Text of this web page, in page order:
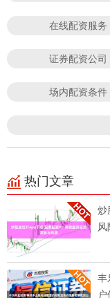
在线配资服务
证券配资公司
场内配资条件
热门文章
炒
丰